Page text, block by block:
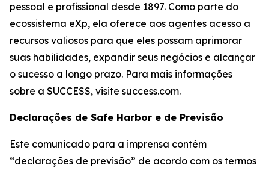
pessoal e profissional desde 1897. Como parte do
ecossistema eXp, ela oferece aos agentes acesso a
recursos valiosos para que eles possam aprimorar
suas habilidades, expandir seus negócios e alcançar
o sucesso a longo prazo. Para mais informações
sobre a SUCCESS, visite success.com.
Declarações de Safe Harbor e de Previsão
Este comunicado para a imprensa contém
“declarações de previsão” de acordo com os termos